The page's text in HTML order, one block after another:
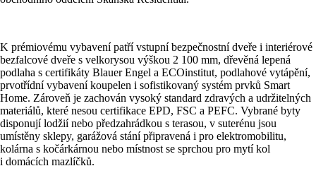
K prémiovému vybavení patří vstupní bezpečnostní dveře i interiérové
bezfalcové dveře s velkorysou výškou 2 100 mm, dřevěná lepená
podlaha s certifikáty Blauer Engel a ECOinstitut, podlahové vytápění,
prvotřídní vybavení koupelen i sofistikovaný systém prvků Smart
Home. Zároveň je zachován vysoký standard zdravých a udržitelných
materiálů, které nesou certifikace EPD, FSC a PEFC. Vybrané byty
disponují lodžií nebo předzahrádkou s terasou, v suterénu jsou
umístěny sklepy, garážová stání připravená i pro elektromobilitu,
kolárna s kočárkárnou nebo místnost se sprchou pro mytí kol
i domácích mazlíčků.